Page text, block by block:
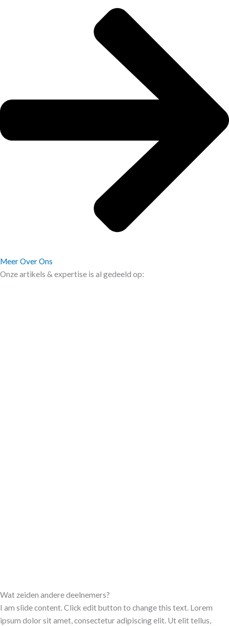
Meer Over Ons
Onze artikels & expertise is al gedeeld op:​
Wat zeiden andere deelnemers?
I am slide content. Click edit button to change this text. Lorem
ipsum dolor sit amet, consectetur adipiscing elit. Ut elit tellus,